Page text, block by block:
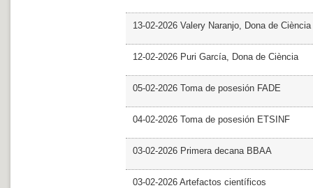
13-02-2026 Valery Naranjo, Dona de Ciència
12-02-2026 Puri García, Dona de Ciència
05-02-2026 Toma de posesión FADE
04-02-2026 Toma de posesión ETSINF
03-02-2026 Primera decana BBAA
03-02-2026 Artefactos científicos